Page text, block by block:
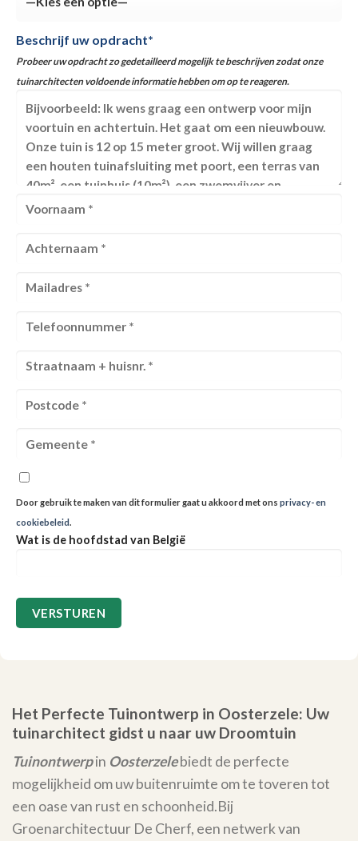
Beschrijf uw opdracht*
Probeer uw opdracht zo gedetailleerd mogelijk te beschrijven zodat onze
tuinarchitecten voldoende informatie hebben om op te reageren.
Door gebruik te maken van dit formulier gaat u akkoord met ons privacy- en
cookiebeleid.
Wat is de hoofdstad van België
Het Perfecte Tuinontwerp in Oosterzele: Uw
tuinarchitect gidst u naar uw Droomtuin
Tuinontwerpin Oosterzelebiedt de perfecte
mogelijkheid om uw buitenruimte om te toveren tot
een oase van rust en schoonheid.Bij
Groenarchitectuur De Cherf, een netwerk van